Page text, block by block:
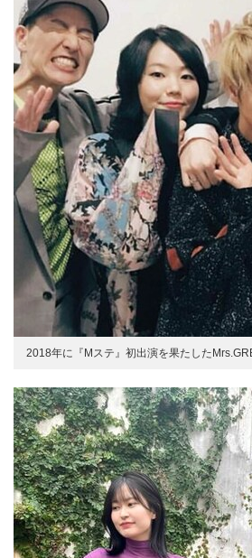
2018年に『Mステ』初出演を果たした